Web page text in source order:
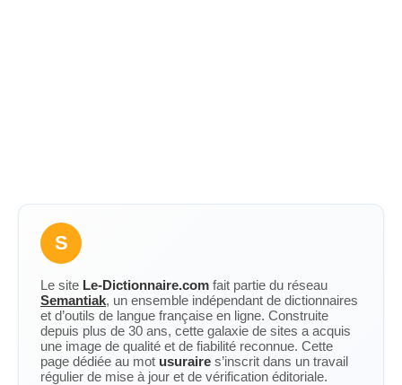
S
Le site Le-Dictionnaire.com fait partie du réseau
Semantiak, un ensemble indépendant de dictionnaires
et d’outils de langue française en ligne. Construite
depuis plus de 30 ans, cette galaxie de sites a acquis
une image de qualité et de fiabilité reconnue. Cette
page dédiée au mot usuraire s’inscrit dans un travail
régulier de mise à jour et de vérification éditoriale.